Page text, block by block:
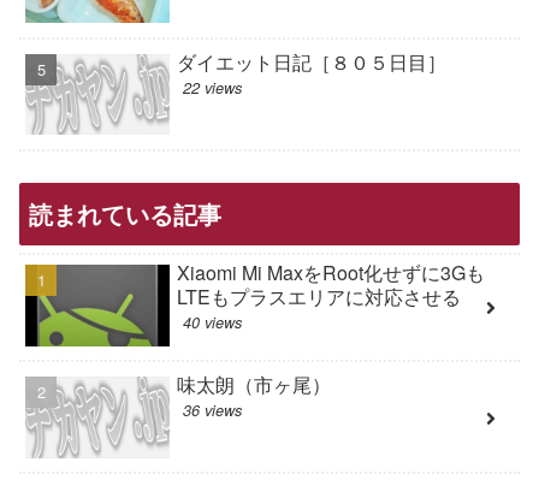
ダイエット日記［８０５日目］
22 views
読まれている記事
Xiaomi Mi MaxをRoot化せずに3Gも
LTEもプラスエリアに対応させる
40 views
味太朗（市ヶ尾）
36 views